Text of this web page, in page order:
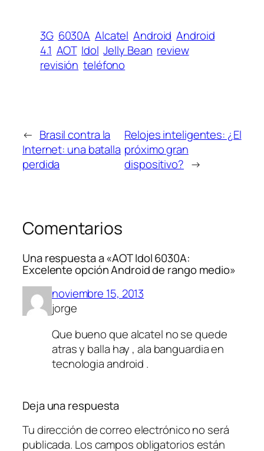
3G 6030A Alcatel Android Android
4.1 AOT Idol Jelly Bean review
revisión teléfono
← Brasil contra la
Internet: una batalla
perdida
Relojes inteligentes: ¿El
próximo gran
dispositivo? →
Comentarios
Una respuesta a «AOT Idol 6030A:
Excelente opción Android de rango medio»
noviembre 15, 2013
jorge
Que bueno que alcatel no se quede
atras y balla hay , ala banguardia en
tecnologia android .
Deja una respuesta
Tu dirección de correo electrónico no será
publicada. Los campos obligatorios están